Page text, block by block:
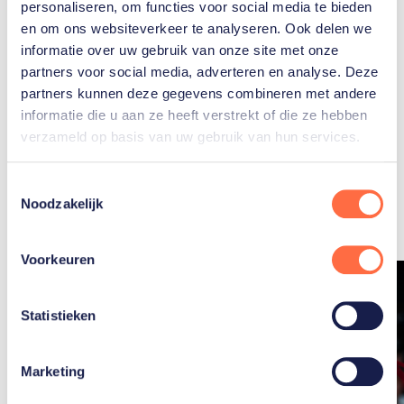
personaliseren, om functies voor social media te bieden
en om ons websiteverkeer te analyseren. Ook delen we
informatie over uw gebruik van onze site met onze
partners voor social media, adverteren en analyse. Deze
partners kunnen deze gegevens combineren met andere
informatie die u aan ze heeft verstrekt of die ze hebben
verzameld op basis van uw gebruik van hun services.
Noodzakelijk
Voorkeuren
Statistieken
Marketing
Paratafeltennis
artikelen
Toon alle